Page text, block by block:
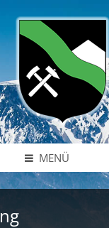
MENÜ